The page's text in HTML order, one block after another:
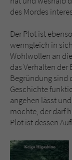
des Mordes
Der Plot ist
wenngleich in
Wohlwollen an
das Verhalten
Begründung sind
Geschichte
angehen lässt
möchte, der darf
Plot ist dessen